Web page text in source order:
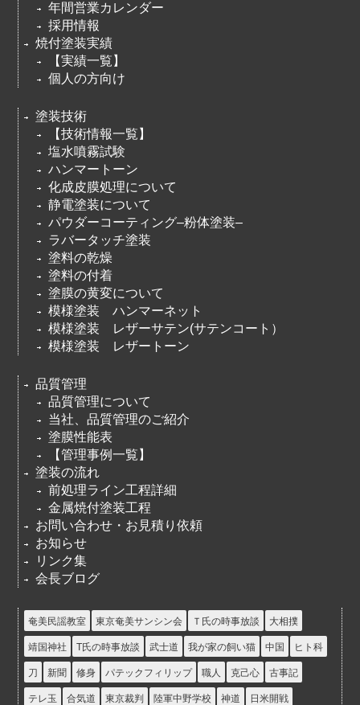
年間営業カレンダー
採用情報
焼付塗装実績
【実績一覧】
個人の方向け
塗装技術
【技術情報一覧】
塩水噴霧試験
ハンマートーン
化成皮膜処理について
静電塗装について
パウダーコーティング–粉体塗装–
ラバータッチ塗装
塗料の乾燥
塗料の付着
塗膜の黄変について
模様塗装 ハンマーネット
模様塗装 レザーサテン(サテンコート）
模様塗装 レザートーン
品質管理
品質管理について
当社、品質管理のご紹介
塗膜性能表
【管理事例一覧】
塗装の流れ
前処理ライン工程詳細
金属焼付塗装工程
お問い合わせ・お見積り依頼
お知らせ
リンク集
会長ブログ
奄美民謡教室 東京奄美サンシン会 Ｔ氏の時事放談 大相撲
靖国神社 T氏の時事放談 武士道 我が家の飼い猫 中国 ヒト科
刀 新聞 修身 パテックフィリップ 職人 克己心 古事記
テレ玉 合気道 東京裁判 陸軍中野学校 神道 日米開戦